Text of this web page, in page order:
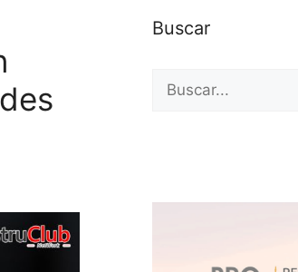
Buscar
Buscar: